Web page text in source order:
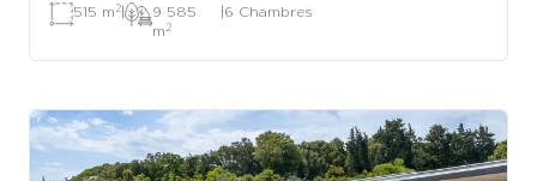
515 m 2|
9 585
m 2
|6 Chambres